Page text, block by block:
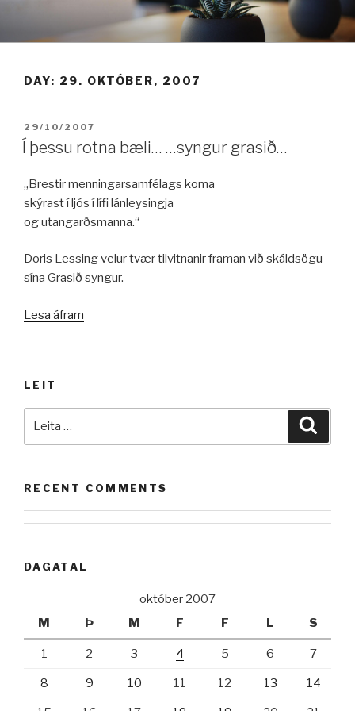
efni
DAY: 29. OKTÓBER, 2007
BIRT:
29/10/2007
Í þessu rotna bæli… …syngur grasið…
„Brestir menningarsamfélags koma
skýrast í ljós í lífi lánleysingja
og utangarðsmanna.“
Doris Lessing velur tvær tilvitnanir framan við skáldsögu
sína Grasið syngur.
Lesa áfram
syngur
LEIT
RECENT COMMENTS
DAGATAL
október 2007
M
Þ M F F L S
1 2 3 4 5 6 7
8 9 10 11 12 13 14